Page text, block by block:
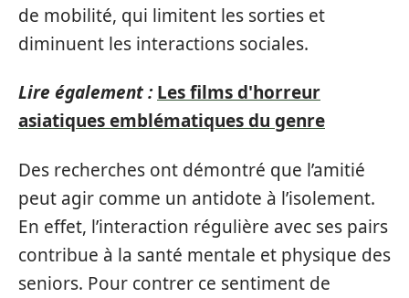
de mobilité, qui limitent les sorties et
diminuent les interactions sociales.
Lire également : Les films d'horreur
asiatiques emblématiques du genre
Des recherches ont démontré que l’amitié
peut agir comme un antidote à l’isolement.
En effet, l’interaction régulière avec ses pairs
contribue à la santé mentale et physique des
seniors. Pour contrer ce sentiment de